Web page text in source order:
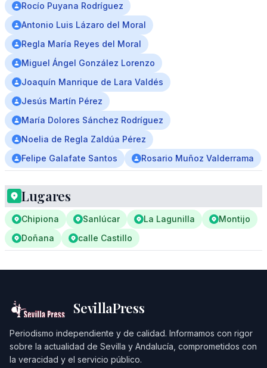
Rocío Puyana Rodríguez
Antonio Luis Lázaro del Moral
Regla María Reyes del Moral
Miguel Ángel González Lorenzo
Joaquín Manrique de Lara Valdés
Jesús Martín Pérez
María Dolores Sánchez Rodríguez
Noelia de Regla Zaldúa Pérez
Felipe Galafate Santos
Rosario Muñoz Valderrama
Lugares
Chipiona Sanlúcar La Lagunilla
Montijo
Doñana
calle Castillo
SevillaPress
Periodismo independiente y de calidad. Informamos con rigor
sobre la actualidad de Sevilla y Andalucía, comprometidos con
la veracidad y el servicio público.